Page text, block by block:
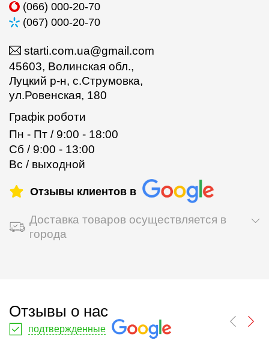
(066) 000-20-70
(067) 000-20-70
starti.com.ua@gmail.com
45603, Волинская обл.,
Луцкий р-н, с.Струмовка,
ул.Ровенская, 180
Графік роботи
Пн - Пт / 9:00 - 18:00
Сб / 9:00 - 13:00
Вс / выходной
Отзывы клиентов в
Доставка товаров осуществляется в
города
Отзывы о нас
подтвержденные